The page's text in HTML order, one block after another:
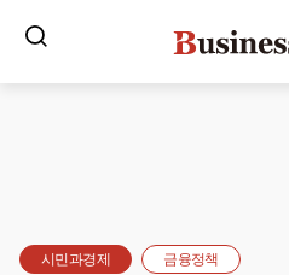
시민과경제 금융정책